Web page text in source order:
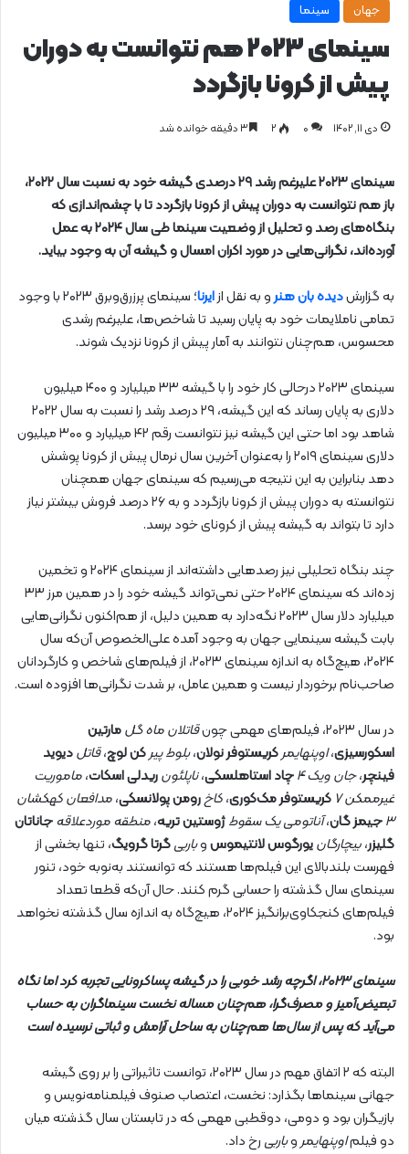
جهان سینما
سینمای ۲۰۲۳ هم نتوانست به دوران
پیش از کرونا بازگردد
دی ۱۱, ۱۴۰۲ 0 ۲
سینمای ۲۰۲۳ علیرغم رشد ۲۹ درصدی گیشه خود به‌ نسبت سال ۲۰۲۲،
باز هم نتوانست به دوران پیش از کرونا بازگردد تا با چشم‌اندازی که
بنگاه‌های رصد و تحلیل از وضعیت سینما طی سال ۲۰۲۴ به عمل
آورده‌اند، نگرانی‌هایی در مورد اکران امسال و گیشه آن به وجود بیاید.
به گزارشدیده بان هنرو به نقل ازایرنا
؛ سینمای پرزرق‌وبرق ۲۰۲۳ با وجود
تمامی ناملایمات خود به پایان رسید تا شاخص‌ها، علیرغم رشدی
محسوس، هم‌چنان نتوانند به آمار پیش از کرونا نزدیک شوند.
سینمای ۲۰۲۳ درحالی کار خود را با گیشه ۳۳ میلیارد و ۴۰۰ میلیون
دلاری به پایان رساند که این گیشه، ۲۹ درصد رشد را نسبت به سال ۲۰۲۲
شاهد بود اما حتی این گیشه نیز نتوانست رقم ۴۲ میلیارد و ۳۰۰ میلیون
دلاری سینمای ۲۰۱۹ را به‌عنوان آخرین سال نرمال پیش از کرونا پوشش
دهد بنابراین به این نتیجه می‌رسیم که سینمای جهان همچنان
نتوانسته به دوران پیش از کرونا بازگردد و به ۲۶ درصد فروش بیشتر نیاز
دارد تا بتواند به گیشه پیش از کرونای خود برسد.
چند بنگاه تحلیلی نیز رصدهایی داشته‌اند از سینمای ۲۰۲۴ و تخمین
زده‌اند که سینمای ۲۰۲۴ حتی نمی‌تواند گیشه خود را در همین مرز ۳۳
میلیارد دلار سال ۲۰۲۳ نگه‌دارد به همین دلیل، از هم‌اکنون نگرانی‌هایی
بابت گیشه سینمایی جهان به وجود آمده علی‌الخصوص آن‌که سال
۲۰۲۴، هیچ‌گاه به اندازه سینمای ۲۰۲۳، از فیلم‌های شاخص و کارگردانان
صاحب‌نام برخوردار نیست و همین عامل، بر شدت نگرانی‌ها افزوده است.
در سال ۲۰۲۳، فیلم‌های مهمی چون قاتلان ماه گلمارتین
اسکورسیزی،اوپنهایمرکریستوفر نولان،بلوط پیرکن لوچ،قاتلدیوید
فینچر،جان ویک ۴ چاد استاهلسکی،ناپلئونریدلی اسکات،ماموریت
غیرممکن ۷ کریستوفر مک‌کوری،کاخرومن پولانسکی،مدافعان کهکشان
۳جیمز گان،آناتومییک سقوطژوستین تریه،منطقه موردعلاقهجاناتان
گلیزر،بیچارگانیورگوس لانتیموسوباربیگرتا گرویگ، تنها بخشی از
فهرست بلندبالای این فیلم‌ها هستند که توانستند به‌نوبه خود، تنور
سینمای سال گذشته را حسابی گرم کنند. حال آن‌که قطعا تعداد
فیلم‌های کنجکاوی‌برانگیز ۲۰۲۴، هیچ‌گاه به اندازه سال گذشته نخواهد
بود.
سینمای ۲۰۲۳، اگرچه رشد خوبی را در گیشه پساکرونایی تجربه کرد اما نگاه
تبعیض‌آمیز و مصرف‌گرا، هم‌چنان مساله نخست سینماگران به حساب
می‌آید که پس از سال‌ها هم‌چنان به ساحل آرامش و ثباتی نرسیده است
البته که ۲ اتفاق مهم در سال ۲۰۲۳، توانست تاثیراتی را بر روی گیشه
جهانی سینماها بگذارد: نخست، اعتصاب صنوف فیلمنامه‌نویس و
بازیگران بود و دومی، دوقطبی مهمی که در تابستان سال گذشته میان
دو فیلماوپنهایمروباربیرخ داد.